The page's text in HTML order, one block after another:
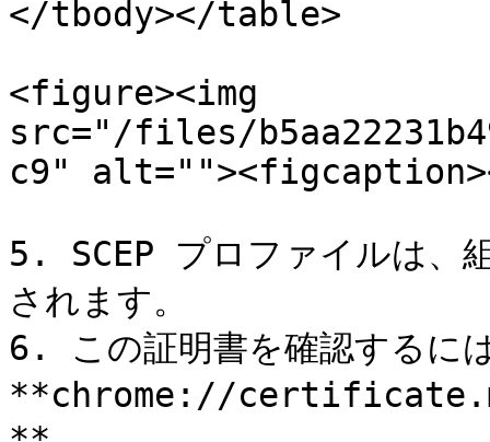
</tbody></table>
<figure><img
src="/files/
c9"
5. SCEP プロファイルは、
されます。
6. この証明書を確認するに
**chrome://